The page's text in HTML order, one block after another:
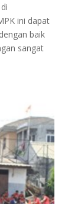
ini dapat
baik
sangat